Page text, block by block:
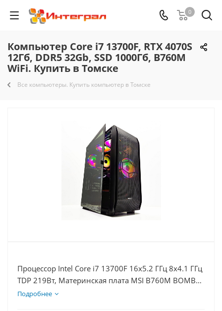
0
Компьютер Core i7 13700F, RTX 4070S
12Гб, DDR5 32Gb, SSD 1000Гб, B760M
WiFi. Купить в Томске
Все компьютеры. Купить компьютер в Томске
Процессор Intel Core i7 13700F 16x5.2 ГГц 8x4.1 ГГц
TDP 219Вт, Материнская плата MSI B760M BOMBER
WIFI D5, Видеокарта RTX 4070S 12Гб, Память
Подробнее